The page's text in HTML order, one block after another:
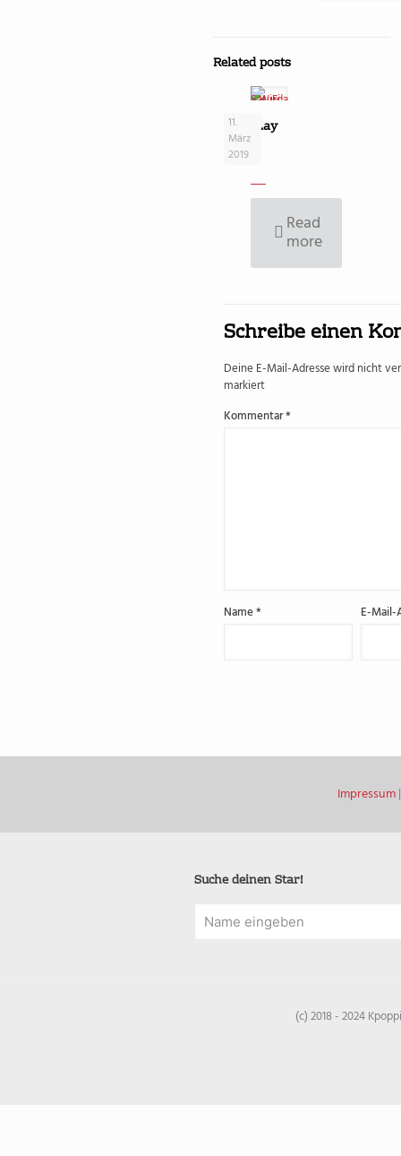
Related posts
11.
März
2019
Saturday
–
WiFi
Read
more
Schreibe einen
Deine E-Mail-Adresse wird nicht
markiert
Kommentar*
Name* E-
Impressum
Suche deinen Star!
(c) 2018 - 2024